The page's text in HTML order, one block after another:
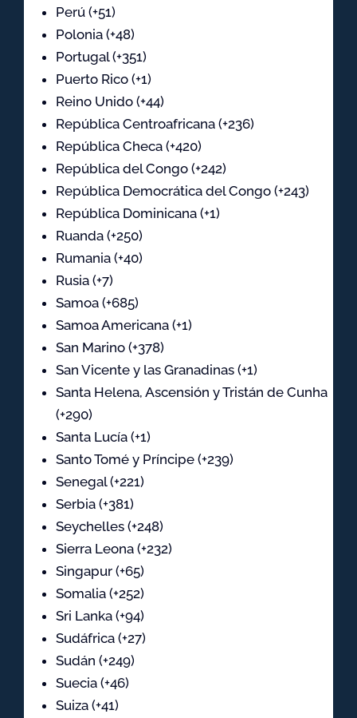
Perú (+51)
Polonia (+48)
Portugal (+351)
Puerto Rico (+1)
Reino Unido (+44)
República Centroafricana (+236)
República Checa (+420)
República del Congo (+242)
República Democrática del Congo (+243)
República Dominicana (+1)
Ruanda (+250)
Rumania (+40)
Rusia (+7)
Samoa (+685)
Samoa Americana (+1)
San Marino (+378)
San Vicente y las Granadinas (+1)
Santa Helena, Ascensión y Tristán de Cunha
(+290)
Santa Lucía (+1)
Santo Tomé y Príncipe (+239)
Senegal (+221)
Serbia (+381)
Seychelles (+248)
Sierra Leona (+232)
Singapur (+65)
Somalia (+252)
Sri Lanka (+94)
Sudáfrica (+27)
Sudán (+249)
Suecia (+46)
Suiza (+41)